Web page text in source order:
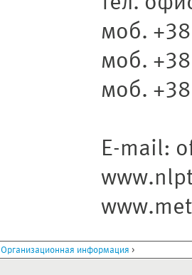
моб.
моб.
моб.
E-mail:
Организационная информация >